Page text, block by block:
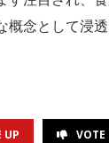
概念として浸
UP VOTE